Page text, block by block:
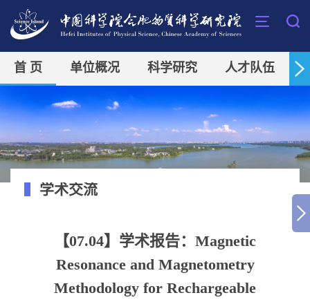
首 页 单位概况 科学研究 人才队伍
学术交流
【07.04】学术报告：Magnetic
Resonance and Magnetometry
Methodology for Rechargeable